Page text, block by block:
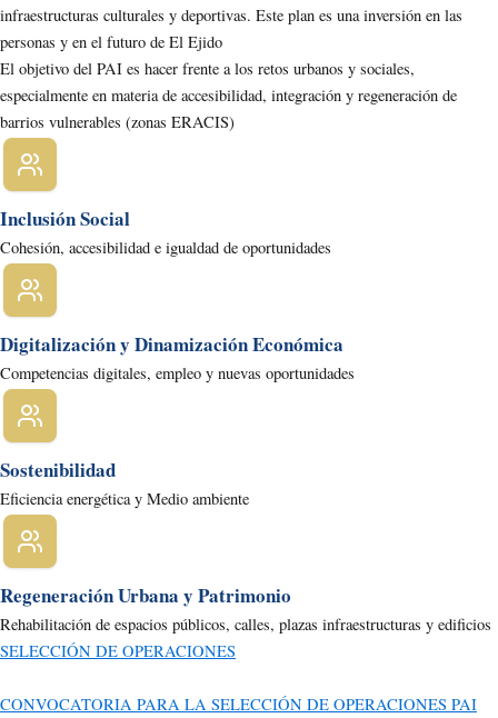
infraestructuras culturales y deportivas. Este plan es una inversión en las
personas y en el futuro de El Ejido
El objetivo del PAI es hacer frente a los retos urbanos y sociales,
especialmente en materia de accesibilidad, integración y regeneración de
barrios vulnerables (zonas ERACIS)
Inclusión Social
Cohesión, accesibilidad e igualdad de oportunidades
Digitalización y Dinamización Económica
Competencias digitales, empleo y nuevas oportunidades
Sostenibilidad
Eficiencia energética y Medio ambiente
Regeneración Urbana y Patrimonio
Rehabilitación de espacios públicos, calles, plazas infraestructuras y edificios
SELECCIÓN DE OPERACIONES
CONVOCATORIA PARA LA SELECCIÓN DE OPERACIONES PAI